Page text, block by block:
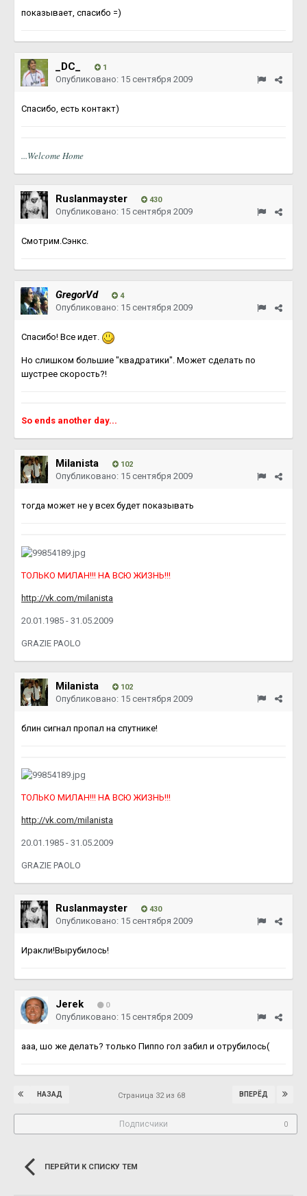
показывает, спасибо =)
_DC_ 1
Опубликовано: 15 сентября 2009
Спасибо, есть контакт)
...Welcome Home
Ruslanmayster 430
Опубликовано: 15 сентября 2009
Смотрим.Сэнкс.
GregorVd 4
Опубликовано: 15 сентября 2009
Спасибо! Все идет.
Но слишком большие "квадратики". Может сделать по
шустрее скорость?!
So ends another day...
Milanista 102
Опубликовано: 15 сентября 2009
тогда может не у всех будет показывать
ТОЛЬКО МИЛАН!!! НА ВСЮ ЖИЗНЬ!!!
http://vk.com/milanista
20.01.1985 - 31.05.2009
GRAZIE PAOLO
Milanista 102
Опубликовано: 15 сентября 2009
блин сигнал пропал на спутнике!
ТОЛЬКО МИЛАН!!! НА ВСЮ ЖИЗНЬ!!!
http://vk.com/milanista
20.01.1985 - 31.05.2009
GRAZIE PAOLO
Ruslanmayster 430
Опубликовано: 15 сентября 2009
Иракли!Вырубилось!
Jerek 0
Опубликовано: 15 сентября 2009
ааа, шо же делать? только Пиппо гол забил и отрубилось(
НАЗАД ВПЕРЁД
Страница 32 из 68
Подписчики 0
ПЕРЕЙТИ К СПИСКУ ТЕМ